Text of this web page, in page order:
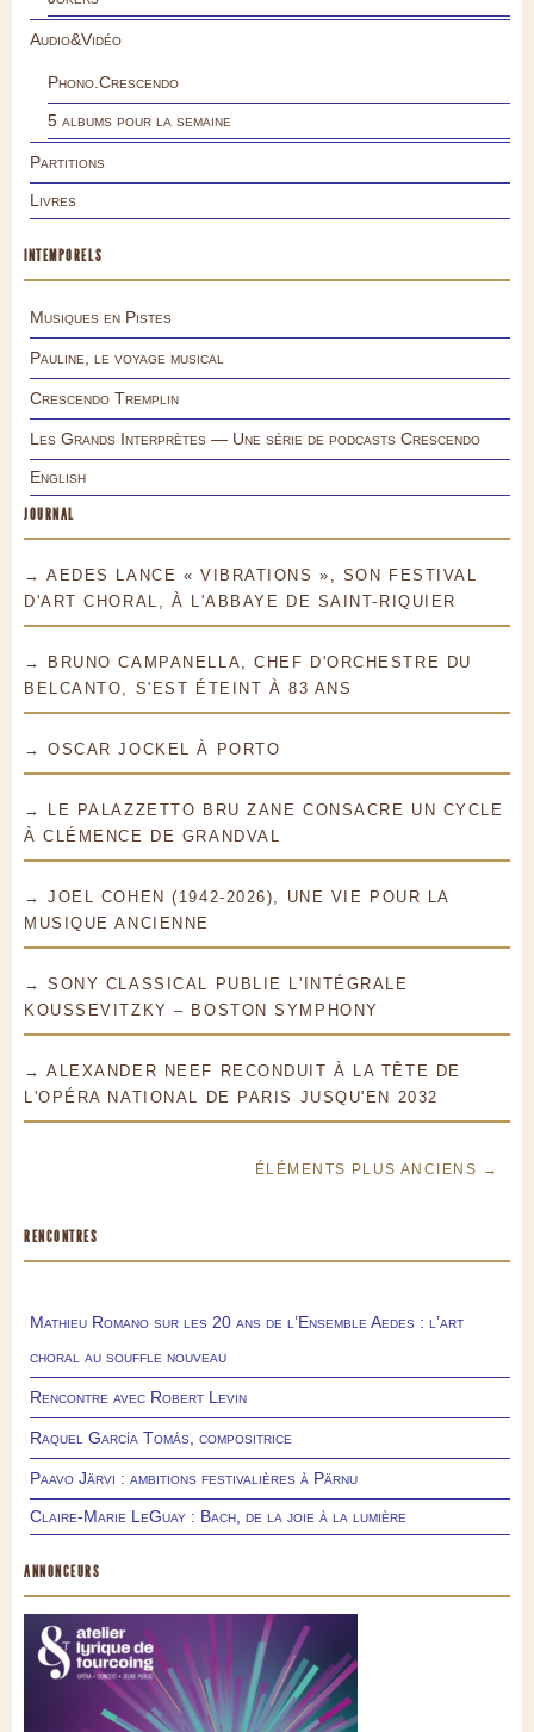
Audio&Vidéo
Phono.Crescendo
5 albums pour la semaine
Partitions
Livres
INTEMPORELS
Musiques en Pistes
Pauline, le voyage musical
Crescendo Tremplin
Les Grands Interprètes — Une série de podcasts Crescendo
English
JOURNAL
→ AEDES LANCE « VIBRATIONS », SON FESTIVAL
D'ART CHORAL, À L'ABBAYE DE SAINT-RIQUIER
→ BRUNO CAMPANELLA, CHEF D'ORCHESTRE DU
BELCANTO, S'EST ÉTEINT À 83 ANS
→ OSCAR JOCKEL À PORTO
→ LE PALAZZETTO BRU ZANE CONSACRE UN CYCLE
À CLÉMENCE DE GRANDVAL
→ JOEL COHEN (1942-2026), UNE VIE POUR LA
MUSIQUE ANCIENNE
→ SONY CLASSICAL PUBLIE L'INTÉGRALE
KOUSSEVITZKY – BOSTON SYMPHONY
→ ALEXANDER NEEF RECONDUIT À LA TÊTE DE
L'OPÉRA NATIONAL DE PARIS JUSQU'EN 2032
ÉLÉMENTS PLUS ANCIENS →
RENCONTRES
Mathieu Romano sur les 20 ans de l’Ensemble Aedes : l’art
choral au souffle nouveau
Rencontre avec Robert Levin
Raquel García Tomás, compositrice
Paavo Järvi : ambitions festivalières à Pärnu
Claire-Marie LeGuay : Bach, de la joie à la lumière
ANNONCEURS